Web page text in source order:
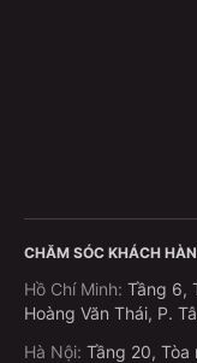
CHĂM SÓC KHÁCH
Hồ Chí Minh: Tầng 6,
Hoàng Văn Thái, P.
Hà Nội: Tầng 20, Tòa